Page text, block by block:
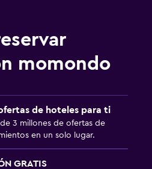
momondo
de hoteles para ti
3 millones de ofertas de
en un solo lugar.
GRATIS